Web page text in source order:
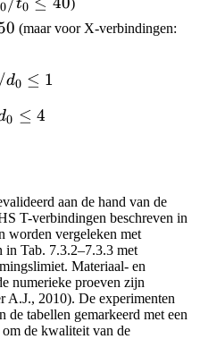
40
0 t0
(maar voor X-verbindingen:
d_0\le1
/d0 ≤ 1
d_0\le4
0 ≤ 4
aan de hand van de
T-verbindingen beschreven in
worden vergeleken met
in Tab. 7.3.2–7.3.3 met
Materiaal- en
numerieke proeven zijn
A.J., 2010). De experimenten
tabellen gemarkeerd met een
de kwaliteit van de